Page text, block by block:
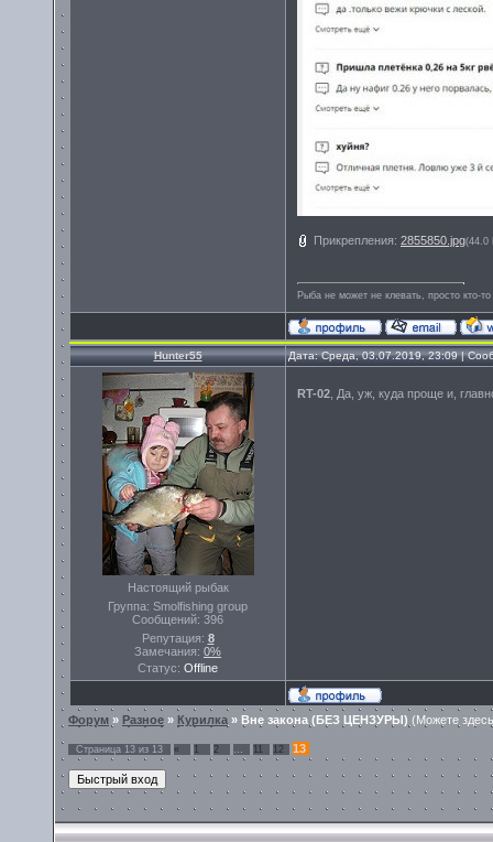
Прикрепления: 2855850.jpg(44.0
Рыба не может не клевать, просто кто-
Hunter55 Дата: Среда, 03.07.2019, 23:09 |
Настоящий рыбак
Группа: Smolfishing group
Сообщений: 396
Репутация: 8
Замечания: 0%
Статус: Offline
RT-02 , Да, уж, куда проще и,
Форум » Разное » Курилка » Вне закона (БЕЗ ЦЕНЗУРЫ) (Можете
Страница 13 из 13 « 1 2 … 11 12 13